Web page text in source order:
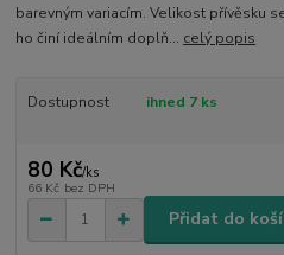
barevným variacím. Velikost přívěsku
ho činí ideálním doplň... celý popis
Dostupnost ihned 7 ks
80 Kč/ks
66 Kč bez DPH
Přidat do